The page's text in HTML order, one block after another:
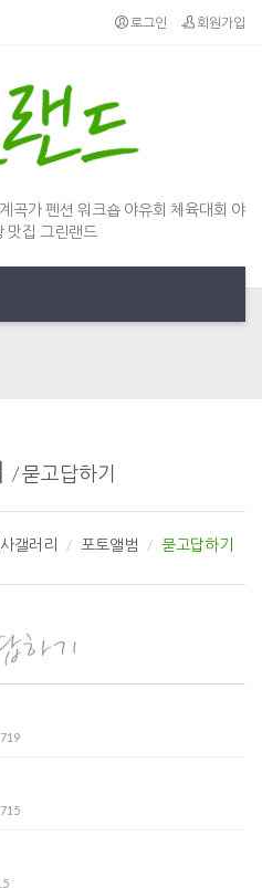
로그인 회원가입
곡가 펜션 워크숍 야유회 체육대회 야
맛집 그린랜드
/묻고답하기
갤러리 포토앨범 묻고답하기
719
715